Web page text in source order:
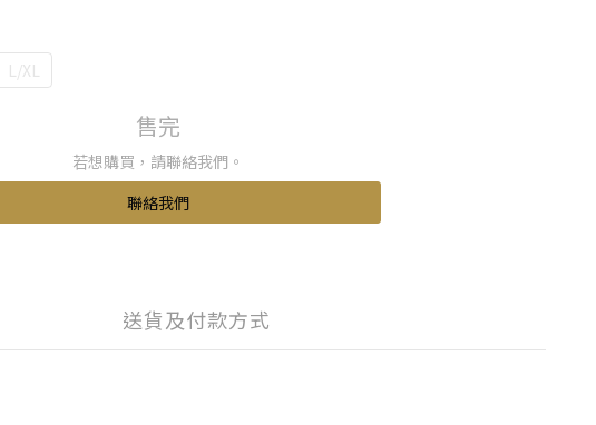
L/XL
售完
若想購買，請聯絡我們。
聯絡我們
送貨及付款方式